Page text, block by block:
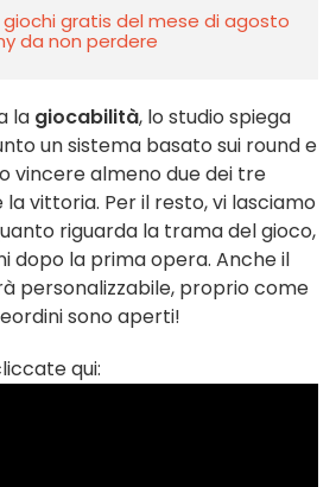
giochi gratis del mese di agosto
da non perdere
la giocabilità, lo studio spiega
un sistema basato sui round e
vincere almeno due dei tre
vittoria. Per il resto, vi lasciamo
riguarda la trama del gioco,
dopo la prima opera. Anche il
personalizzabile, proprio come
sono aperti!
qui: